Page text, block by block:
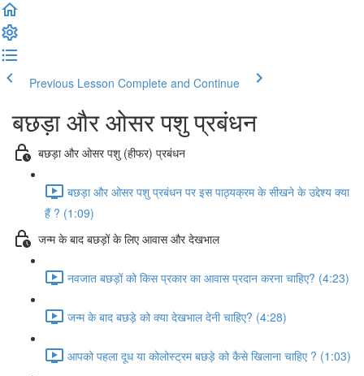
Previous Lesson Complete and Continue
बछड़ा और ओसर पशु प्रबंधन
बछड़ा और ओसर पशु (हीफर) प्रबंधन
बछड़ा और ओसर पशु प्रबंधन पर इस पाठ्यक्रम के सीखने के उद्देश्य क्या
हैं ? (1:09)
जन्म के बाद बछड़ों के लिए आवास और देखभाल
नवजात बछड़ों को किस प्रकार का आवास प्रदान करना चाहिए? (4:23)
जन्म के बाद बछड़े को क्या देखभाल देनी चाहिए? (4:28)
आपको पहला दूध या कोलोस्ट्रम बछड़े को कैसे खिलाना चाहिए ? (1:03)